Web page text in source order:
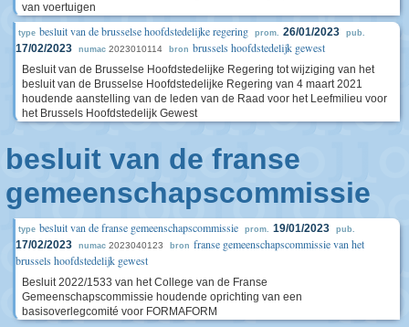
van voertuigen
type besluit van de brusselse hoofdstedelijke regering prom. 26/01/2023 pub.
17/02/2023 numac 2023010114 bron brussels hoofdstedelijk gewest
Besluit van de Brusselse Hoofdstedelijke Regering tot wijziging van het
besluit van de Brusselse Hoofdstedelijke Regering van 4 maart 2021
houdende aanstelling van de leden van de Raad voor het Leefmilieu voor
het Brussels Hoofdstedelijk Gewest
besluit van de franse
gemeenschapscommissie
type besluit van de franse gemeenschapscommissie prom. 19/01/2023 pub.
17/02/2023 numac 2023040123 bron franse gemeenschapscommissie van het
brussels hoofdstedelijk gewest
Besluit 2022/1533 van het College van de Franse
Gemeenschapscommissie houdende oprichting van een
basisoverlegcomité voor FORMAFORM